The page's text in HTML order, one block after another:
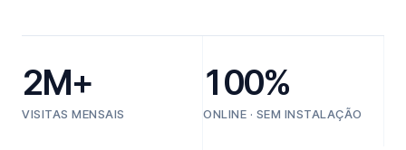
2M+
VISITAS MENSAIS
100%
ONLINE · SEM INSTALAÇÃO